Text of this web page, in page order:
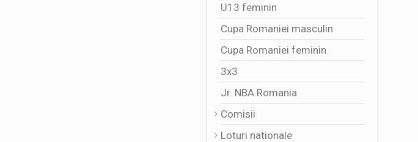
U13 feminin
Cupa Romaniei masculin
Cupa Romaniei feminin
3x3
Jr. NBA Romania
Comisii
Loturi nationale